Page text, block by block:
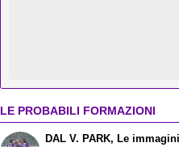
LE PROBABILI FORMAZIONI
DAL V. PARK, Le immagini